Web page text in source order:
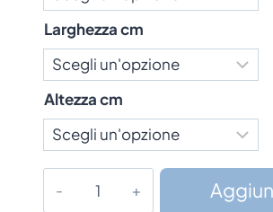
Larghezza cm
Altezza cm